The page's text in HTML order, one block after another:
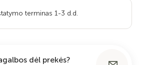
terminas 1-3 d.d.
dėl prekės?